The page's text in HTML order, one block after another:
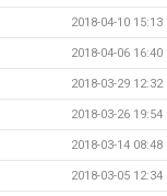
2018-04-10 15:13
2018-04-06 16:40
2018-03-29 12:32
2018-03-26 19:54
2018-03-14 08:48
2018-03-05 12:34